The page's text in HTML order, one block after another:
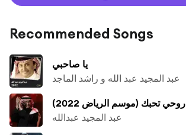
Recommended Songs
يا صاحبي
عبد المجيد عبد الله و راشد الماجد
روحي تحبك (موسم الرياض 2022)
عبد المجيد عبدالله